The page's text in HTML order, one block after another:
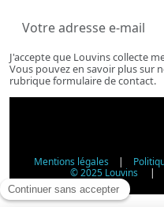
J'accepte que Louvins collecte
Vous pouvez en savoir plus sur
rubrique formulaire de contact.
Mentions légales |
© 2025 Louvins |